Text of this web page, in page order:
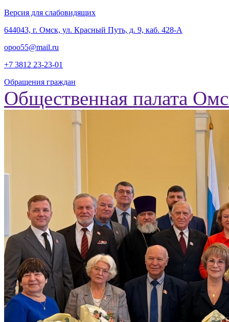
Версия для слабовидящих
‎644043, г. Омск, ул. Красный Путь, д. 9, каб. 428-А
opoo55@mail.ru
+7 3812 23-23-01
Обращения граждан
Общественная палата